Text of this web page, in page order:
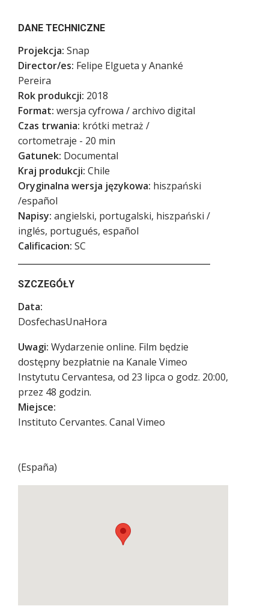
DANE TECHNICZNE
Projekcja: Snap
Director/es: Felipe Elgueta y Ananké
Pereira
Rok produkcji: 2018
Format: wersja cyfrowa / archivo digital
Czas trwania: krótki metraż /
cortometraje - 20 min
Gatunek: Documental
Kraj produkcji: Chile
Oryginalna wersja językowa: hiszpański
/español
Napisy: angielski, portugalski, hiszpański /
inglés, portugués, español
Calificacion: SC
SZCZEGÓŁY
Data:
DosfechasUnaHora
Uwagi: Wydarzenie online. Film będzie
dostępny bezpłatnie na Kanale Vimeo
Instytutu Cervantesa, od 23 lipca o godz. 20:00,
przez 48 godzin.
Miejsce:
Instituto Cervantes. Canal Vimeo
(España)